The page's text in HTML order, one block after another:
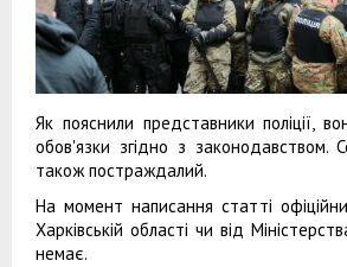
Як пояснили представники поліції,
обов'язки згідно з законодавством.
також постраждалий.
На момент написання статті
Харківській області чи від
немає.